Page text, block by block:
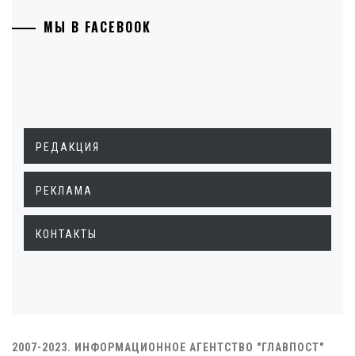
МЫ В FACEBOOK
РЕДАКЦИЯ
РЕКЛАМА
КОНТАКТЫ
2007-2023. ИНФОРМАЦИОННОЕ АГЕНТСТВО "ГЛАВПОСТ"